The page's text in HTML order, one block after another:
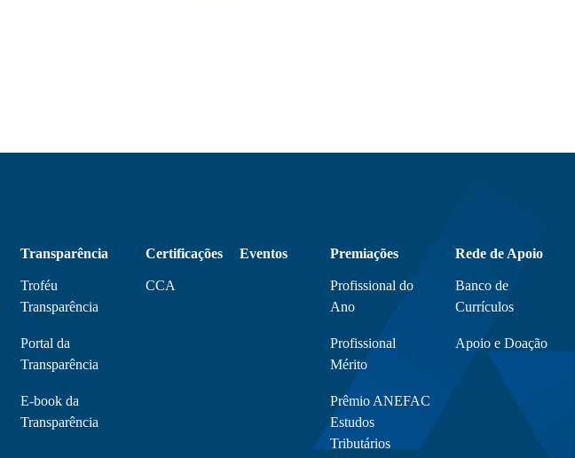
Transparência
Troféu
Transparência
Portal da
Transparência
E-book da
Transparência
Certificações
CCA
Eventos Premiações
Profissional do
Ano
Profissional
Mérito
Prêmio ANEFAC
Estudos
Tributários
Rede de Apoio
Banco de
Currículos
Apoio e Doação